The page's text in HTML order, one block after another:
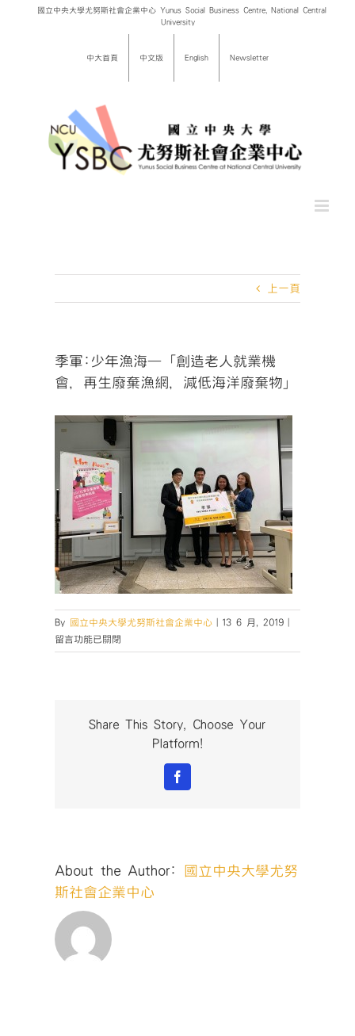
國立中央大學尤努斯社會企業中心 Yunus Social Business Centre, National Central
University
中大首頁 中文版 English Newsletter
上一頁
季軍:少年漁海—「創造老人就業機
會，再生廢棄漁網，減低海洋廢棄物」
By 國立中央大學尤努斯社會企業中心 13 6 月, 2019
軍:
會，
留言功能已關閉
Share This Story, Choose Your
Platform!
Facebook
About the Author:
國立中央大學尤努
斯社會企業中心